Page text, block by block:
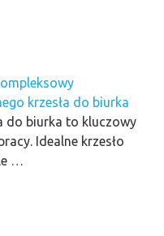
krzesła do biurka
do biurka to kluczowy
Idealne krzesło
…